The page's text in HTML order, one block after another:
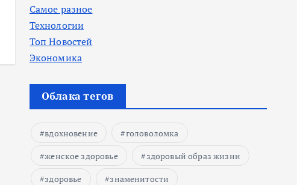
Самое разное
Технологии
Топ Новостей
Экономика
Облака тегов
вдохновение
головоломка
женское здоровье
здоровый образ жизни
здоровье
знаменитости